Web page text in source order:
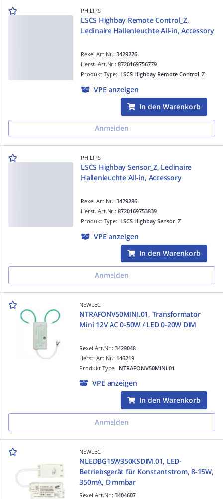
PHILIPS
LSCS Highbay Remote Control_Z,
Ledinaire Hallenleuchte All-in, Accessory
Rexel Art.Nr.: 3429226
Produkt Type: LSCS Highbay Remote Control_Z
Herst. Art.Nr.: 8720169756779
VPE anzeigen
In den Warenkorb
Anmelden
PHILIPS
LSCS Highbay Sensor_Z, Ledinaire
Hallenleuchte All-in, Accessory
Rexel Art.Nr.: 3429286
Produkt Type: LSCS Highbay Sensor_Z
Herst. Art.Nr.: 8720169753839
VPE anzeigen
In den Warenkorb
Anmelden
NEWLEC
NTRAFONV50MINI.01, Transformator
Mini 12V AC 0-50W / LED 0-20W DIM
Rexel Art.Nr.:3429048
Produkt Type: NTRAFONV50MINI.01
Herst. Art.Nr.: 146219
VPE anzeigen
In den Warenkorb
Anmelden
NEWLEC
NLEDBG15W350KSDIM.01, LED-
Betriebsgerät für Konstantstrom, 8-15W,
350mA, Dimmbar
Rexel Art.Nr.:3404607